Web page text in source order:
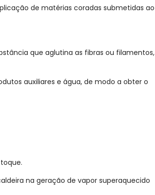
de matérias coradas submetidas ao
que aglutina as fibras ou filamentos,
auxiliares e água, de modo a obter o
na geração de vapor superaquecido